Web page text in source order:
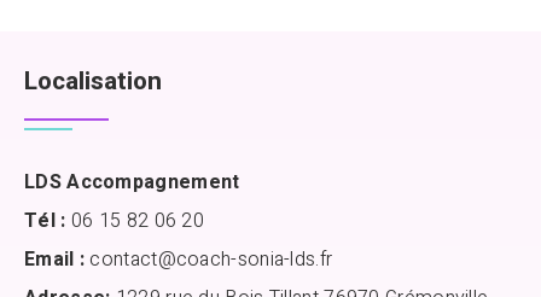
Localisation
LDS Accompagnement
Tél : 06 15 82 06 20
Email :contact@coach-sonia-lds.fr